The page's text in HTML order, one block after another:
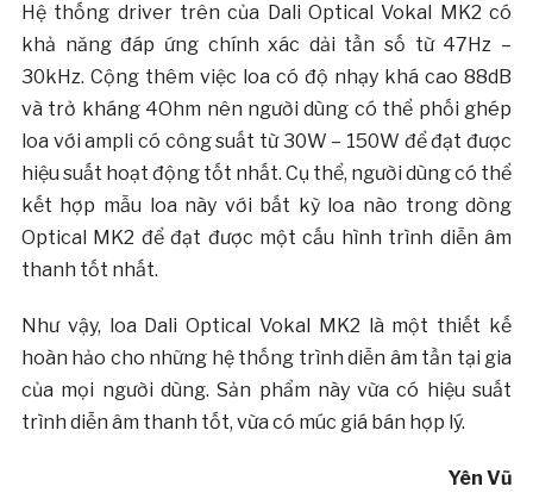
Hệ thống driver trên của Dali Optical Vokal MK2 có
khả năng đáp ứng chính xác dải tần số từ 47Hz –
30kHz. Cộng thêm việc loa có độ nhạy khá cao 88dB
và trở kháng 4Ohm nên người dùng có thể phối ghép
loa với ampli có công suất từ 30W – 150W để đạt được
hiệu suất hoạt động tốt nhất. Cụ thể, người dùng có thể
kết hợp mẫu loa này với bất kỳ loa nào trong dòng
Optical MK2 để đạt được một cấu hình trình diễn âm
thanh tốt nhất.
Như vậy, loa Dali Optical Vokal MK2 là một thiết kế
hoàn hảo cho những hệ thống trình diễn âm tần tại gia
của mọi người dùng. Sản phẩm này vừa có hiệu suất
trình diễn âm thanh tốt, vừa có múc giá bán hợp lý.
Yên Vũ